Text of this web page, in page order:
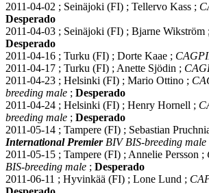
2011-04-02 ; Seinäjoki (FI) ; Tellervo Kass ;
Desperado
2011-04-03 ; Seinäjoki (FI) ; Bjarne Wikström ;
Desperado
2011-04-16 ; Turku (FI) ; Dorte Kaae ;
2011-04-17 ; Turku (FI) ; Anette Sjödin ;
2011-04-23 ; Helsinki (FI) ; Mario Ottino ;
breeding male ; Desperado
2011-04-24 ; Helsinki (FI) ; Henry Hornell ;
breeding male ; Desperado
2011-05-14 ; Tampere (FI) ; Sebastian
International PremierBIV BIS-breeding male
2011-05-15 ; Tampere (FI) ; Annelie Persson ;
BIS-breeding male ; Desperado
2011-06-11 ; Hyvinkää (FI) ; Lone Lund ;